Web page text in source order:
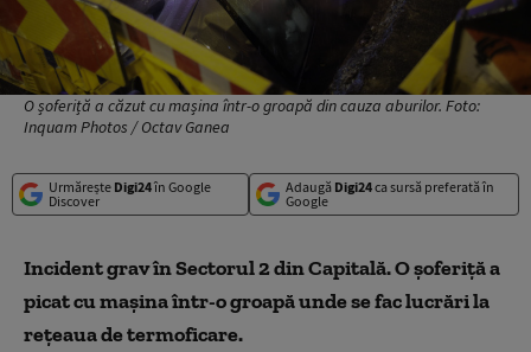
O șoferiță a căzut cu mașina într-o groapă din cauza aburilor. Foto:
Inquam Photos / Octav Ganea
Urmărește Digi24în Google
Discover
Adaugă Digi24ca sursă preferată în
Google
Incident grav în Sectorul 2 din Capitală. O șoferiță a
picat cu mașina într-o groapă unde se fac lucrări la
rețeaua de termoficare.